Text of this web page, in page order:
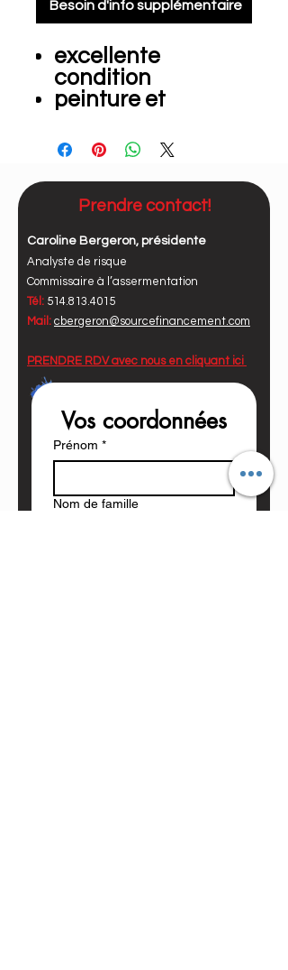
Besoin d'info supplémentaire
excellente
condition
peinture et
2023
bearings, brakes
pompe à l'huile
hydraulique
2 cylindres
hydrauliques tous
neufs
inspection faite
octobre 2025
CONTACTEZ: Dany
Doyon 514-220-9710
Prendre contact!
Caroline Bergeron, présidente
Analyste de risque
Commissaire à l’assermentation
Tél: 514.813.4015
Mail: cbergeron@sourcefinancement.com
PRENDRE RDV avec nous en cliquant ici
Vos coordonnées
Prénom *
Nom de famille